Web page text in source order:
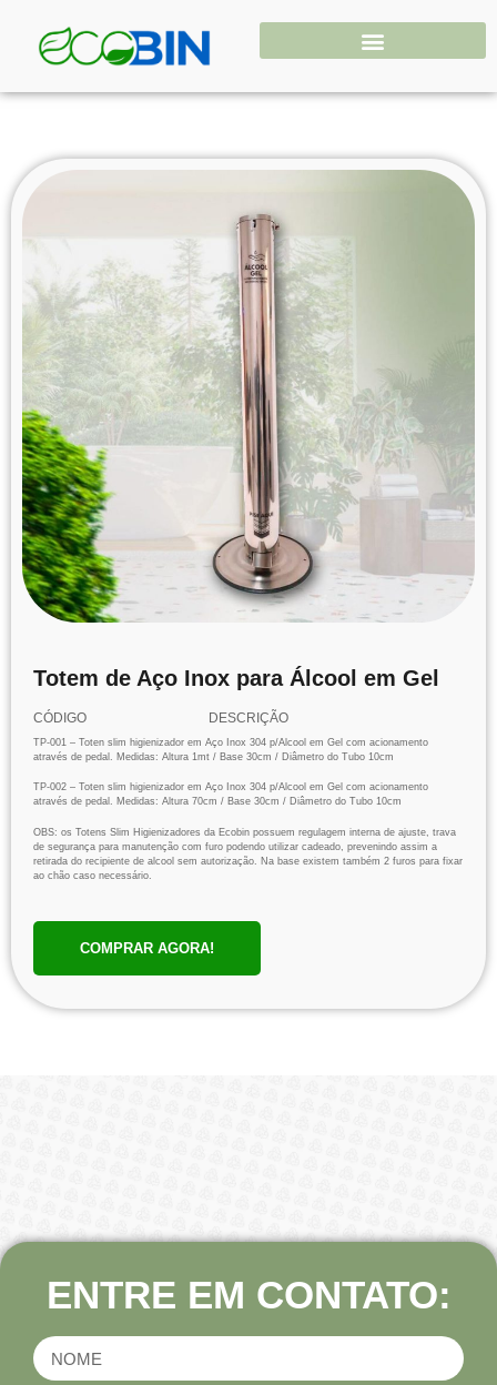
Totem de Aço Inox para Álcool em Gel
CÓDIGO DESCRIÇÃO
TP-001 – Toten slim higienizador em Aço Inox 304 p/Alcool em Gel com acionamento
através de pedal. Medidas: Altura 1mt / Base 30cm / Diâmetro do Tubo 10cm
TP-002 – Toten slim higienizador em Aço Inox 304 p/Alcool em Gel com acionamento
através de pedal. Medidas: Altura 70cm / Base 30cm / Diâmetro do Tubo 10cm
OBS: os Totens Slim Higienizadores da Ecobin possuem regulagem interna de ajuste, trava
de segurança para manutenção com furo podendo utilizar cadeado, prevenindo assim a
retirada do recipiente de alcool sem autorização. Na base existem também 2 furos para fixar
ao chão caso necessário.
COMPRAR AGORA!
ENTRE EM CONTATO: